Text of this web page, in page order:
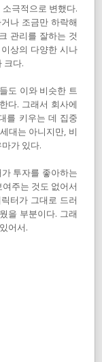
극적으로 변했다.
나 조금만 하락해
관리를 잘하는 것
상의 다양한 시나
크다.
도 이와 비슷한 트
다. 그래서 회사에
를 키우는 데 집중
대는 아니지만, 비
가 있다.
투자를 좋아하는
주는 것도 없어서
터가 그대로 드러
을 부분이다. 그래
어서.